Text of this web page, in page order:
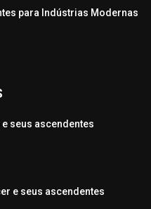
para Indústrias Modernas
e seus ascendentes
e seus ascendentes